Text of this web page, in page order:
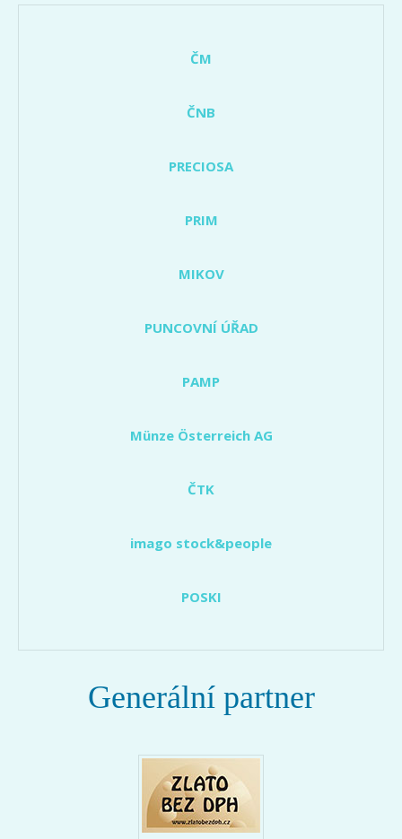
ČM
ČNB
PRECIOSA
PRIM
MIKOV
PUNCOVNÍ ÚŘAD
PAMP
Münze Österreich AG
ČTK
imago stock&people
POSKI
Generální partner